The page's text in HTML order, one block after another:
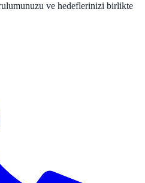
ve hedeflerinizi birlikte